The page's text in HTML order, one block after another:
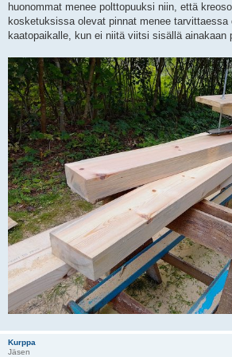
huonommat menee polttopuuksi niin, että
kosketuksissa olevat pinnat menee tarvittaessa
kaatopaikalle, kun ei niitä viitsi sisällä ainakaan
Kurppa
Jäsen